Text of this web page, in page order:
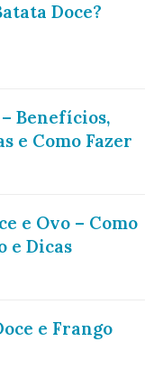
Doce?
Benefícios,
e Como Fazer
e Ovo – Como
e Dicas
e Frango